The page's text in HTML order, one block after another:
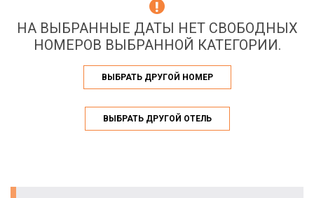
НА ВЫБРАННЫЕ ДАТЫ НЕТ СВОБОДНЫХ
НОМЕРОВ ВЫБРАННОЙ КАТЕГОРИИ.
ВЫБРАТЬ ДРУГОЙ НОМЕР
ВЫБРАТЬ ДРУГОЙ ОТЕЛЬ